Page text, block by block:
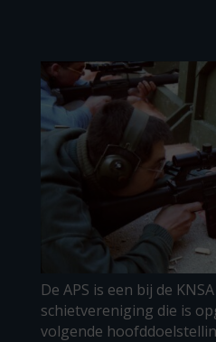
De APS is een bij de
schietvereniging die is
volgende